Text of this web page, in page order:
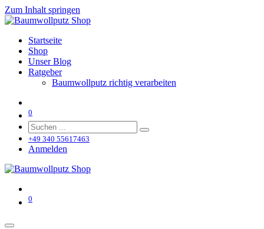
Zum Inhalt springen
Startseite
Shop
Unser Blog
Ratgeber
Baumwollputz richtig verarbeiten
0
+49 340 55617463
Anmelden
0